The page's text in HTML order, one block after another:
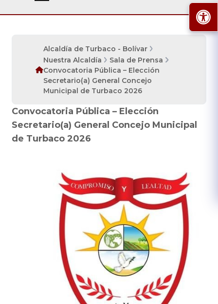
Alcaldía de Turbaco - Bolívar
Nuestra Alcaldía
Sala de Prensa
Convocatoria Pública – Elección
Secretario(a) General Concejo
Municipal de Turbaco 2026
Convocatoria Pública – Elección
Secretario(a) General Concejo Municipal
de Turbaco 2026